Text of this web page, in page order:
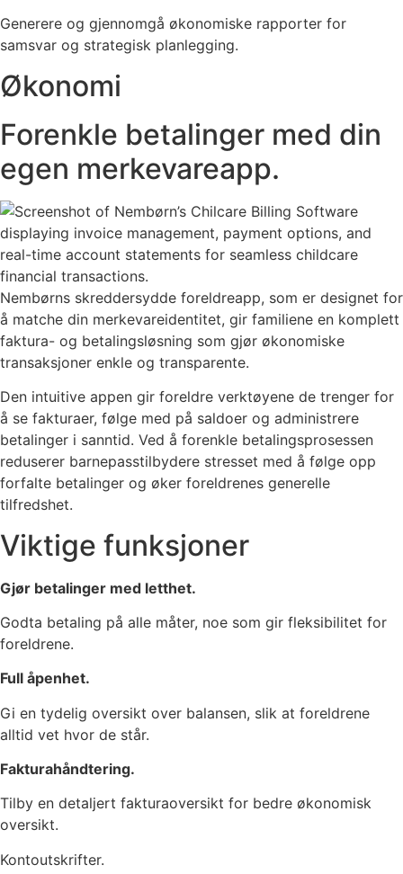
Generere og gjennomgå økonomiske rapporter for
samsvar og strategisk planlegging.
Økonomi
Forenkle betalinger med din
egen merkevareapp.
Nembørns skreddersydde foreldreapp, som er designet for
å matche din merkevareidentitet, gir familiene en komplett
faktura- og betalingsløsning som gjør økonomiske
transaksjoner enkle og transparente.
Den intuitive appen gir foreldre verktøyene de trenger for
å se fakturaer, følge med på saldoer og administrere
betalinger i sanntid. Ved å forenkle betalingsprosessen
reduserer barnepasstilbydere stresset med å følge opp
forfalte betalinger og øker foreldrenes generelle
tilfredshet.
Viktige funksjoner
Gjør betalinger med letthet.
Godta betaling på alle måter, noe som gir fleksibilitet for
foreldrene.
Full åpenhet.
Gi en tydelig oversikt over balansen, slik at foreldrene
alltid vet hvor de står.
Fakturahåndtering.
Tilby en detaljert fakturaoversikt for bedre økonomisk
oversikt.
Kontoutskrifter.